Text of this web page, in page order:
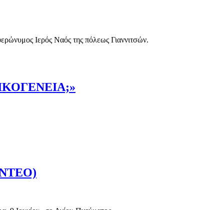
Ιερός Ναός της πόλεως Γιαννιτσών.